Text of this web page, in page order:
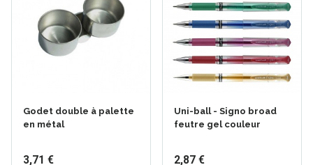
Godet double à palette
en métal
3,71 €
Uni-ball - Signo broad
feutre gel couleur
2,87 €